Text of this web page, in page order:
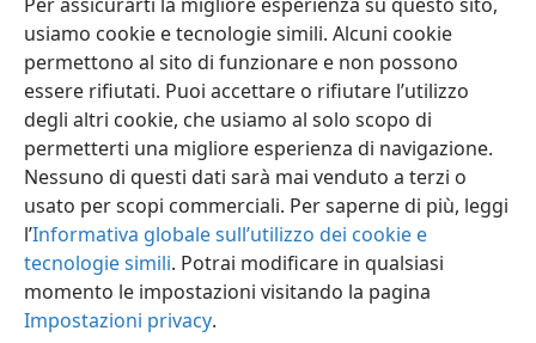
usiamo cookie e tecnologie simili. Alcuni cookie
permettono al sito di funzionare e non possono
essere rifiutati. Puoi accettare o rifiutare l’utilizzo
degli altri cookie, che usiamo al solo scopo di
permetterti una migliore esperienza di navigazione.
Nessuno di questi dati sarà mai venduto a terzi o
usato per scopi commerciali. Per saperne di più, leggi
l’Informativa globale sull’utilizzo dei cookie e
tecnologie simili. Potrai modificare in qualsiasi
momento le impostazioni visitando la pagina
Impostazioni privacy.